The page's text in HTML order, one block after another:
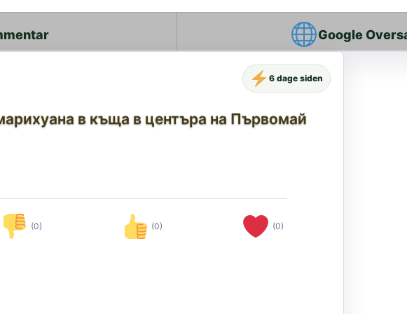
Google
в къща в центъра на Първомай
(0) (0) (0)
6 dage siden